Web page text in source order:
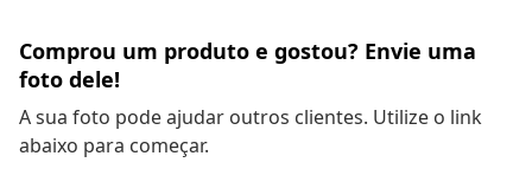
Comprou um produto e gostou? Envie uma
foto dele!
A sua foto pode ajudar outros clientes. Utilize o link
abaixo para começar.